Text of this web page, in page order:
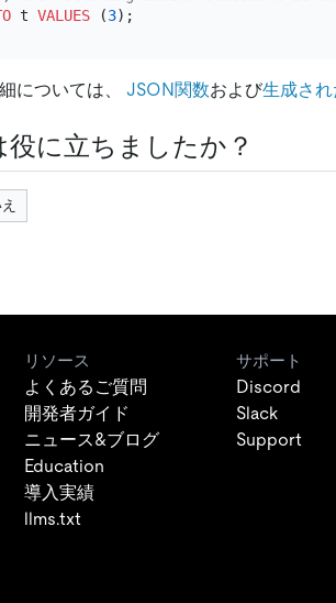
t VALUES (3
については、 JSON関数および生成され
に立ちましたか？
リソース
よくあるご質問
開発者ガイド
ニュース&ブログ
Education
導入実績
llms.txt
サポート
Discord
Slack
Support